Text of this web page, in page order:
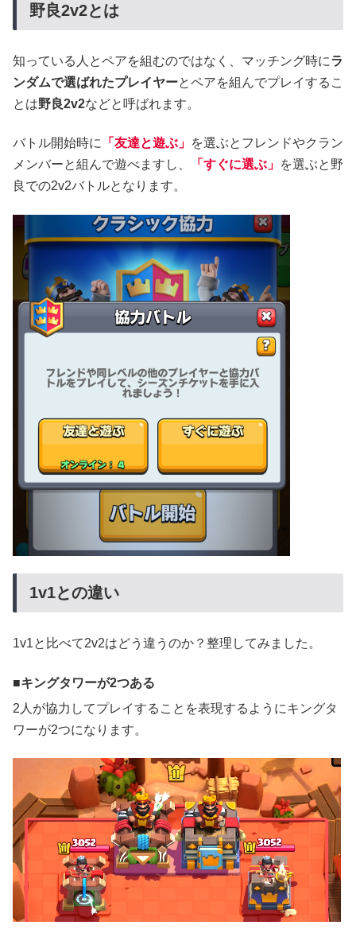
野良2v2とは
知っている人とペアを組むのではなく、マッチング時にラ
ンダムで選ばれたプレイヤーとペアを組んでプレイするこ
とは野良2v2などと呼ばれます。
バトル開始時に 「友達と遊ぶ」 を選ぶとフレンドやクラン
メンバーと組んで遊べますし、
「すぐに選ぶ」 を選ぶと野
良での2v2バトルとなります。
1v1との違い
1v1と比べて2v2はどう違うのか？整理してみました。
キングタワーが2つある
2人が協力してプレイすることを表現するようにキングタ
ワーが2つになります。